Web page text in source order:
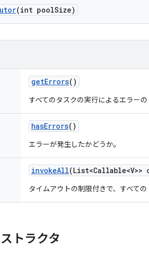
(int poolSize)
getErrors()
すべてのタスクの実行によるエラーの
hasErrors()
エラーが発生したかどうか。
invokeAll(List<Callable<V>>
タイムアウトの制限付きで、すべての
トラクタ